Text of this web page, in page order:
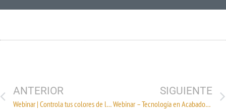
ANTERIOR
Webinar | Controla tus colores de la inspiración hasta la producción
SIGUIENTE
Webinar – Tecnología en Acabados para la Industria Textil